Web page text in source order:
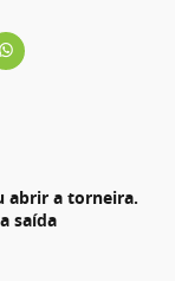
abrir a torneira.
saída